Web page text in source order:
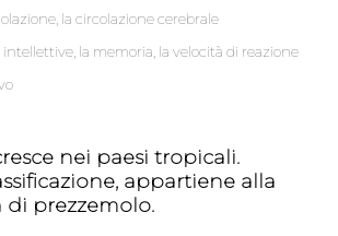
la circolazione cerebrale
la memoria, la velocità di reazione
nei paesi tropicali.
appartiene alla
di prezzemolo.